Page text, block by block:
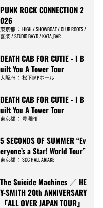
PUNK ROCK CONNECTION 2
026
東京都 ：HIGH / SHOWBOAT / CLUB ROOTS /
喜楽 / STUDIO BAYD / KATA_BAR
DEATH CAB FOR CUTIE - I B
uilt You A Tower Tour
大阪府 ：松下IMPホール
DEATH CAB FOR CUTIE - I B
uilt You A Tower Tour
東京都 ：豊洲PIT
5 SECONDS OF SUMMER “Ev
eryone’s a Star! World Tour”
東京都 ：SGC HALL ARIAKE
The Suicide Machines ／ HE
Y-SMITH 20th ANNIVERSARY
「ALL OVER JAPAN TOUR」